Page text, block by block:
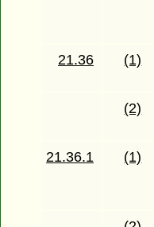
21.36
(1)
(2)
21.36.1
(1)